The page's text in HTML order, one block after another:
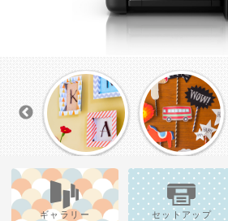
ギャラリー セットアップ